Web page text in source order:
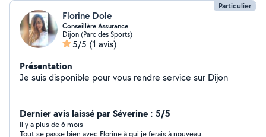
Particulier
Florine Dole
Conseillère Assurance
Dijon (Parc des Sports)
5/5 (1 avis)
Présentation
Je suis disponible pour vous rendre service sur Dijon
Dernier avis laissé par Séverine : 5/5
Il y a plus de 6 mois
Tout se passe bien avec Florine à qui je ferais à nouveau